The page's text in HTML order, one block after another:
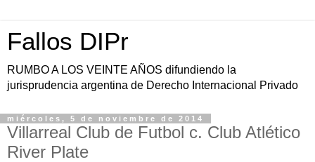
Fallos DIPr
RUMBO A LOS VEINTE AÑOS difundiendo la
jurisprudencia argentina de Derecho Internacional Privado
miércoles, 5 de noviembre de 2014
Villarreal Club de Futbol c. Club Atlético
River Plate